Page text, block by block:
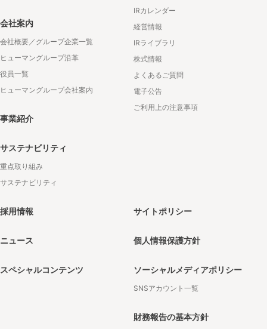
会社案内
会社概要／グループ企業一覧
ヒューマングループ沿革
役員一覧
ヒューマングループ会社案内
事業紹介
サステナビリティ
重点取り組み
サステナビリティ
IRカレンダー
経営情報
IRライブラリ
株式情報
よくあるご質問
電子公告
ご利用上の注意事項
採用情報
ニュース
スペシャルコンテンツ
サイトポリシー
個人情報保護方針
ソーシャルメディアポリシー
SNSアカウント一覧
財務報告の基本方針